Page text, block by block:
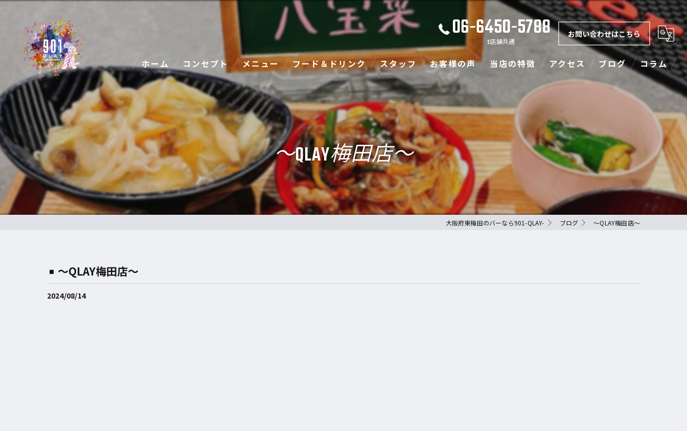
06-6450-5788
2店舗共通
お問い合わせはこちら
ホーム コンセプト メニュー フード＆ドリンク スタッフ お客様の声 当店の特徴
フード
ランチ
イベント
アクセス ブログ コラム
〜QLAY梅田店〜
大阪府東梅田のバーなら901-QLAY- ブログ 〜QLAY梅田店〜
〜QLAY梅田店〜
2024/08/14